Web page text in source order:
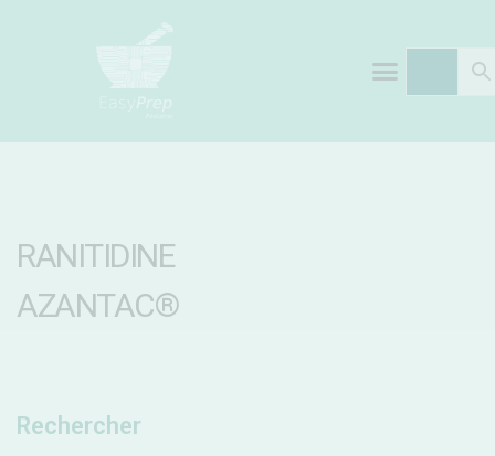
RANITIDINE
AZANTAC®
Rechercher